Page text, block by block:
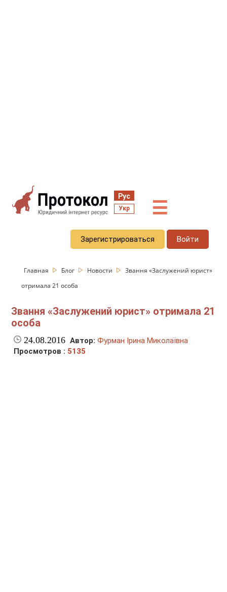
Рус
Укр ☰
Зарегистрироваться Войти
Главная Блог Новости
Звання «Заслужений юрист»
отримала 21 особа
Звання «Заслужений юрист» отримала 21
особа
24.08.2016 Автор: Фурман Ірина Миколаївна
Просмотров : 5135